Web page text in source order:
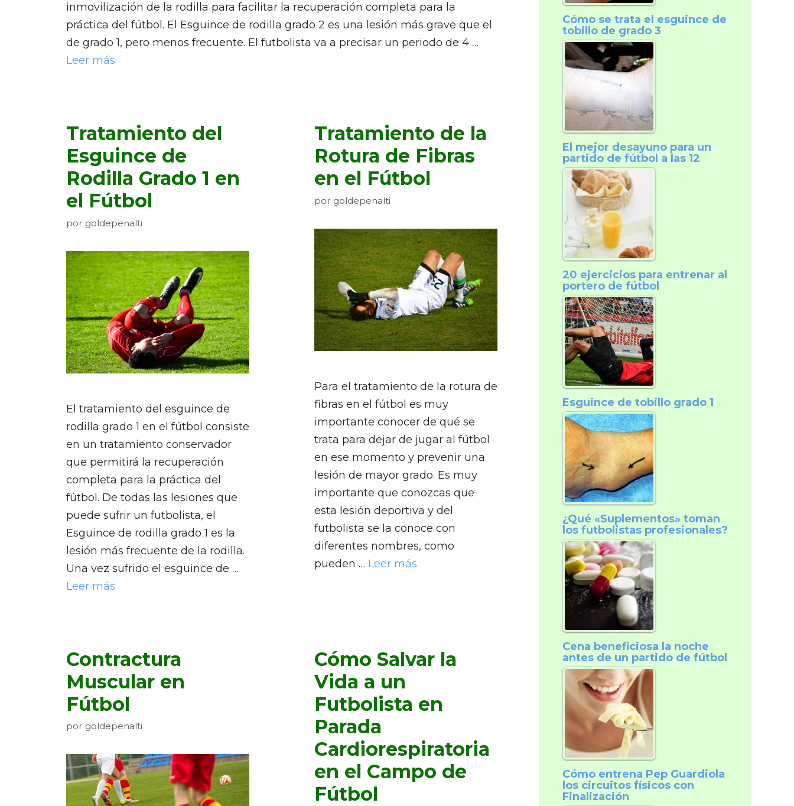
inmovilización de la rodilla para facilitar la recuperación completa para la
práctica del fútbol. El Esguince de rodilla grado 2 es una lesión más grave que el
de grado 1, pero menos frecuente. El futbolista va a precisar un periodo de 4 …
Leer más
Tratamiento del
Esguince de
Rodilla Grado 1 en
el Fútbol
por goldepenalti
El tratamiento del esguince de
rodilla grado 1 en el fútbol consiste
en un tratamiento conservador
que permitirá la recuperación
completa para la práctica del
fútbol. De todas las lesiones que
puede sufrir un futbolista, el
Esguince de rodilla grado 1 es la
lesión más frecuente de la rodilla.
Una vez sufrido el esguince de …
Leer más
Tratamiento de la
Rotura de Fibras
en el Fútbol
por goldepenalti
Para el tratamiento de la rotura de
fibras en el fútbol es muy
importante conocer de qué se
trata para dejar de jugar al fútbol
en ese momento y prevenir una
lesión de mayor grado. Es muy
importante que conozcas que
esta lesión deportiva y del
futbolista se la conoce con
diferentes nombres, como
pueden … Leer más
Contractura
Muscular en
Fútbol
por goldepenalti
Cómo Salvar la
Vida a un
Futbolista en
Parada
Cardiorespiratoria
en el Campo de
Fútbol
Cómo se trata el esguince de
tobillo de grado 3
El mejor desayuno para un
partido de fútbol a las 12
20 ejercicios para entrenar al
portero de fútbol
Esguince de tobillo grado 1
¿Qué «Suplementos» toman
los futbolistas profesionales?
Cena beneficiosa la noche
antes de un partido de fútbol
Cómo entrena Pep Guardiola
los circuitos físicos con
Finalización